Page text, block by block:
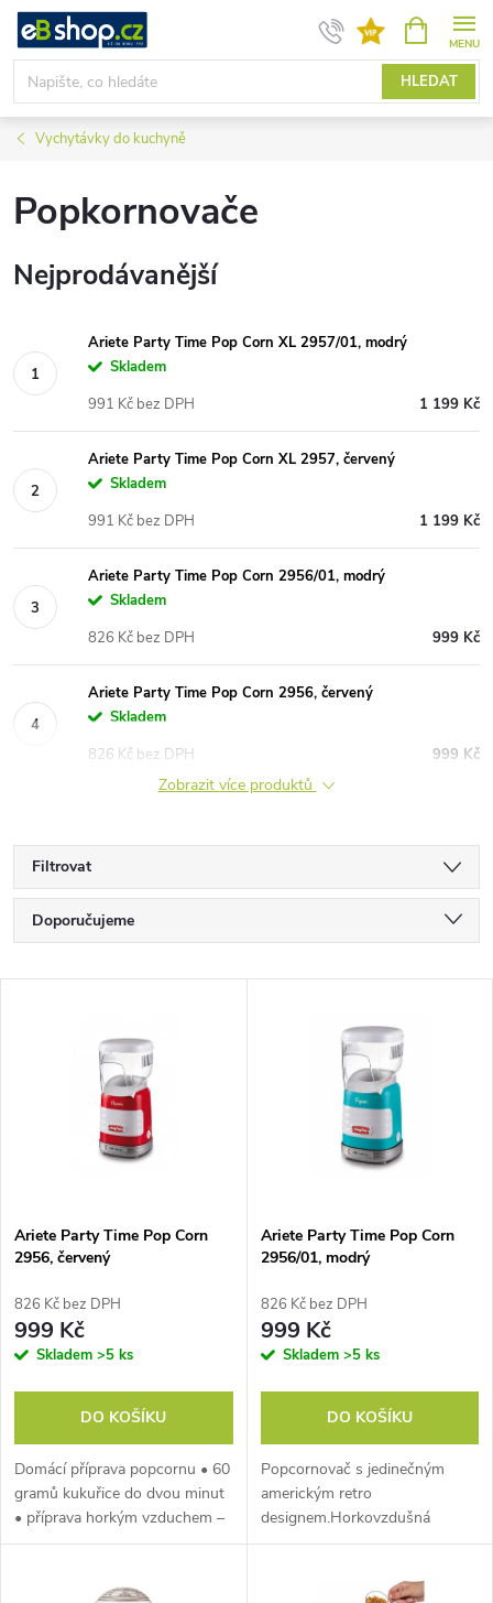
Přejít
obsah
HLEDAT
NÁKUPNÍ
KOŠÍK
Vychytávky do kuchyně
Popkornovače
Nejprodávanější
Ariete Party Time Pop Corn XL 2957/01, modrý
Skladem
1 199 Kč
991 Kč bez DPH
Ariete Party Time Pop Corn XL 2957, červený
Skladem
1 199 Kč
991 Kč bez DPH
Ariete Party Time Pop Corn 2956/01, modrý
Skladem
999 Kč
826 Kč bez DPH
Ariete Party Time Pop Corn 2956, červený
Skladem
999 Kč
826 Kč bez DPH
Zobrazit více produktů
Filtrovat
Ř
a
p
r
o
u
k
Doporučujeme
Nejprodávanější
s
p
r
o
d
u
k
Ariete Party Time Pop Corn
2956, červený
826 Kč bez DPH
999 Kč
Skladem >5 ks
DO KOŠÍKU
Domácí příprava popcornu • 60
gramů kukuřice do dvou minut
• příprava horkým vzduchem –
bez tuku • příkon 1100 W •
Ariete Party Time Pop Corn
2956/01, modrý
826 Kč bez DPH
999 Kč
Skladem >5 ks
DO KOŠÍKU
Popcornovač s jedinečným
americkým retro
designem.Horkovzdušná
příprava bez použití oleje nebo
připraví popcorn za méně než 2